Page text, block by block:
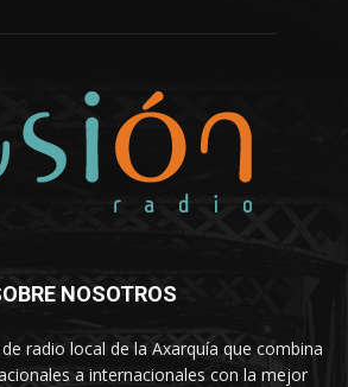
NOSOTROS
radio local de la Axarquía que combina
a internacionales con la mejor